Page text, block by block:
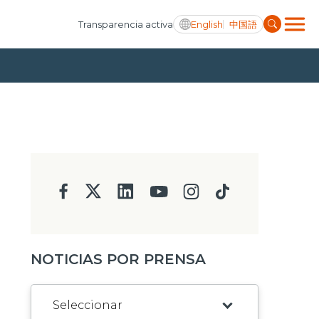
Transparencia activa English 中国語
NOTICIAS POR PRENSA